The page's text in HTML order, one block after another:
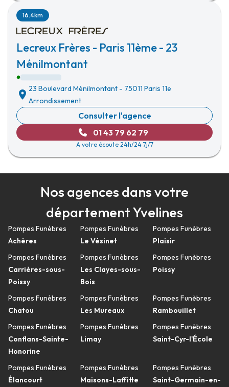
Lecreux Frères - Paris 11ème - 23
Ménilmontant
16.4km
23 Boulevard Ménilmontant - 75011 Paris 11e
Arrondissement
Consulter l'agence
01 43 79 62 79
A votre écoute 24h/24 7j/7
Nos agences dans votre
département Yvelines
Pompes Funèbres
Achères
Pompes Funèbres
Carrières-sous-
Poissy
Pompes Funèbres
Chatou
Pompes Funèbres
Conflans-Sainte-
Honorine
Pompes Funèbres
Élancourt
Pompes Funèbres
Le Vésinet
Pompes Funèbres
Les Clayes-sous-
Bois
Pompes Funèbres
Les Mureaux
Pompes Funèbres
Limay
Pompes Funèbres
Maisons-Laffitte
Pompes Funèbres
Plaisir
Pompes Funèbres
Poissy
Pompes Funèbres
Rambouillet
Pompes Funèbres
Saint-Cyr-l'École
Pompes Funèbres
Saint-Germain-en-